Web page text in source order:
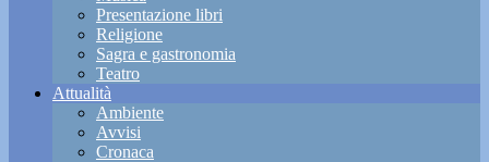
Presentazione libri
Religione
Sagra e gastronomia
Teatro
Attualità
Ambiente
Avvisi
Cronaca